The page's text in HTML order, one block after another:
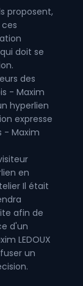
proposent,
doit se
des
- Maxim
hyperlien
expresse
- Maxim
en
Il était
afin de
d'un
LEDOUX
un